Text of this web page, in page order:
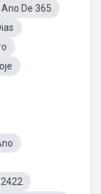
Ano De 365